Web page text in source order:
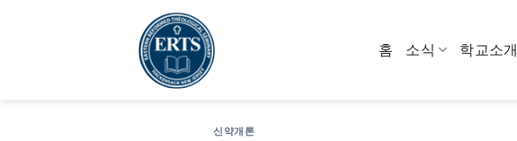
홈 소식 학교소개
신약개론